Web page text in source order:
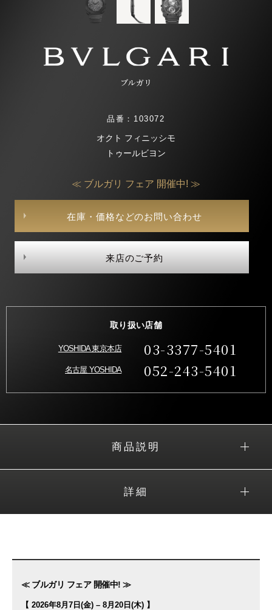
ブルガリ
品番：103072
オクト フィニッシモ
トゥールビヨン
≪ ブルガリ フェア 開催中! ≫
在庫・価格などのお問い合わせ
来店のご予約
取り扱い店舗
YOSHIDA 東京本店 03-3377-5401
名古屋 YOSHIDA 052-243-5401
商品説明
詳細
≪ ブルガリ フェア 開催中! ≫
【 2026年8月7日(金) – 8月20日(木) 】